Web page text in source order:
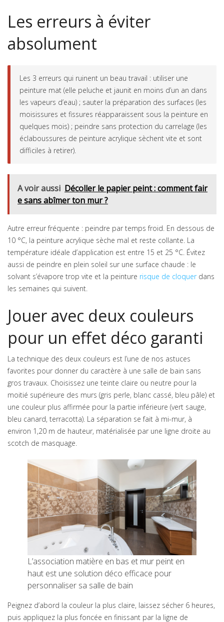
Les erreurs à éviter
absolument
Les 3 erreurs qui ruinent un beau travail : utiliser une
peinture mat (elle peluche et jaunit en moins d’un an dans
les vapeurs d’eau) ; sauter la préparation des surfaces (les
moisissures et fissures réapparaissent sous la peinture en
quelques mois) ; peindre sans protection du carrelage (les
éclaboussures de peinture acrylique sèchent vite et sont
difficiles à retirer).
A voir aussi Décoller le papier peint : comment fair
e sans abîmer ton mur ?
Autre erreur fréquente : peindre par temps froid. En dessous de
10 °C, la peinture acrylique sèche mal et reste collante. La
température idéale d’application est entre 15 et 25 °C. Évitez
aussi de peindre en plein soleil sur une surface chaude : le
solvant s’évapore trop vite et la peinture risque de cloquerdans
les semaines qui suivent.
Jouer avec deux couleurs
pour un effet déco garanti
La technique des deux couleurs est l’une de nos astuces
favorites pour donner du caractère à une salle de bain sans
gros travaux. Choisissez une teinte claire ou neutre pour la
moitié supérieure des murs (gris perle, blanc cassé, bleu pâle) et
une couleur plus affirmée pour la partie inférieure (vert sauge,
bleu canard, terracotta). La séparation se fait à mi-mur, à
environ 1,20 m de hauteur, matérialisée par une ligne droite au
scotch de masquage.
L’association matière en bas et mur peint en
haut est une solution déco efficace pour
personnaliser sa salle de bain
Peignez d’abord la couleur la plus claire, laissez sécher 6 heures,
puis appliquez la plus foncée en finissant par la ligne de